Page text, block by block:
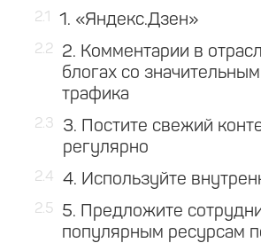
2.1 1. «Яндекс.Дзен»
2.2
2. Комментарии в
блогах со
трафика
2.3
3. Постите свежий
регулярно
2.4 4. Используйте
2.5
5. Предложите
популярным ресурсам